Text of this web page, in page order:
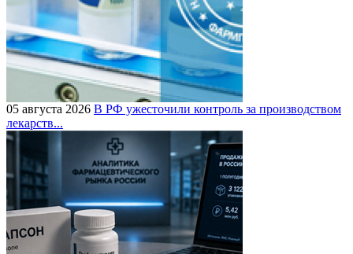
05 августа 2026 В РФ ужесточили контроль за производством
лекарств...